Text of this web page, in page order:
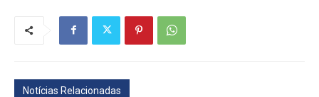
Notícias Relacionadas